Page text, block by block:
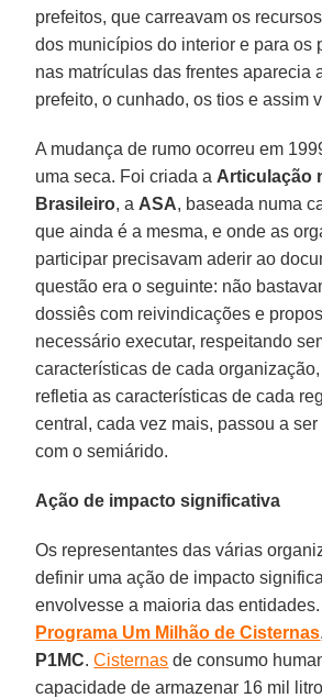
prefeitos, que carreavam os
dos municípios do interior e para os
nas matrículas das frentes aparecia
prefeito, o cunhado, os tios e assim
A mudança de rumo ocorreu em
uma seca. Foi criada a Articulação
Brasileiro, a ASA, baseada numa
que ainda é a mesma, e onde as
participar precisavam aderir ao
questão era o seguinte: não
dossiês com reivindicações e
necessário executar, respeitando
características de cada
refletia as características de cada
central, cada vez mais, passou a
com o semiárido.
Ação de impacto significativa
Os representantes das várias
definir uma ação de impacto
envolvesse a maioria das
Programa Um Milhão de Cisternas
P1MC.Cisternas de consumo
capacidade de armazenar 16 mil